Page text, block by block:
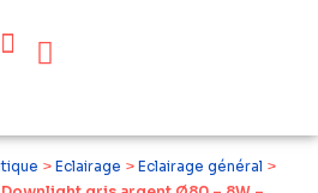
> Eclairage > Eclairage général >